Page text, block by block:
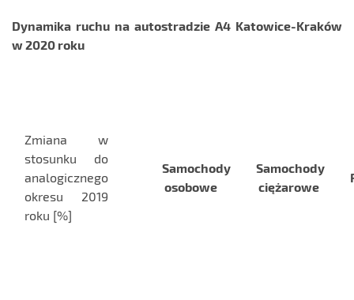
Dynamika ruchu na autostradzie A4 Katowice-Kraków
w 2020 roku
Zmiana w
stosunku do
analogicznego
okresu 2019
roku [%]
Samochody
osobowe
Samochody
ciężarowe